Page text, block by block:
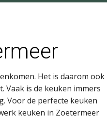
Het is daarom ook
is de keuken immers
Voor de perfecte keuken
keuken in Zoetermeer